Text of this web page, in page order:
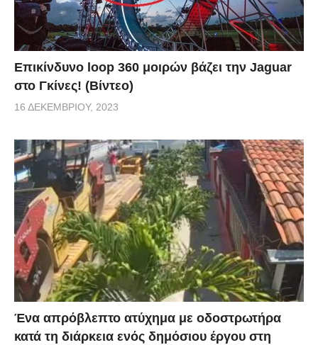
Επικίνδυνο loop 360 μοιρών βάζει την Jaguar
στο Γκίνες! (Βίντεο)
16 ΔΕΚΕΜΒΡΊΟΥ, 2023
Ένα απρόβλεπτο ατύχημα με οδοστρωτήρα
κατά τη διάρκεια ενός δημόσιου έργου στη